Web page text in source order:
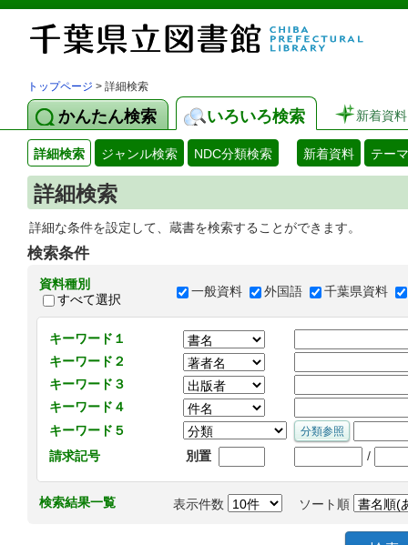
トップページ > 詳細検索
かんたん検索 いろいろ検索 新着資料
詳細検索 ジャンル検索 NDC分類検索 新着資料 テー
詳細検索
詳細な条件を設定して、蔵書を検索することができます。
検索条件
資料種別
すべて選択
一般資料 外国語 千葉県資料
キーワード１
キーワード２
キーワード３
キーワード４
キーワード５
請求記号
別置 /
検索結果一覧 表示件数 ソート順